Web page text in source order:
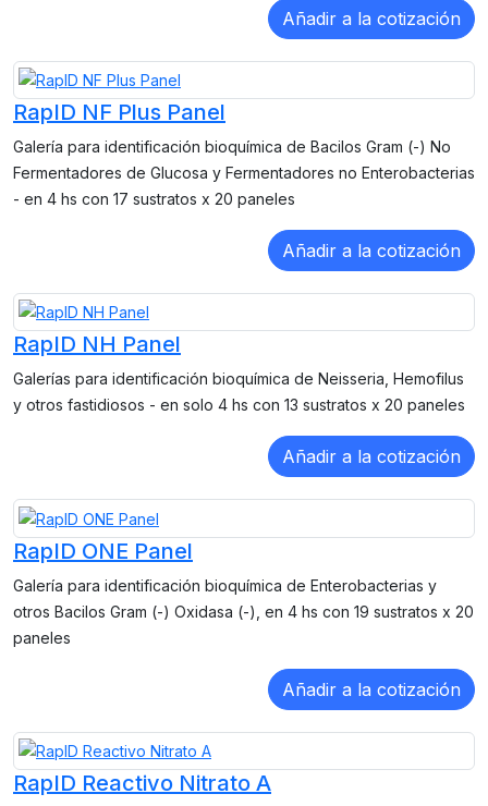
RapID NF Plus Panel
Galería para identificación bioquímica de Bacilos Gram (-) No
Fermentadores de Glucosa y Fermentadores no Enterobacterias
- en 4 hs con 17 sustratos x 20 paneles
RapID NH Panel
Galerías para identificación bioquímica de Neisseria, Hemofilus
y otros fastidiosos - en solo 4 hs con 13 sustratos x 20 paneles
RapID ONE Panel
Galería para identificación bioquímica de Enterobacterias y
otros Bacilos Gram (-) Oxidasa (-), en 4 hs con 19 sustratos x 20
paneles
RapID Reactivo Nitrato A